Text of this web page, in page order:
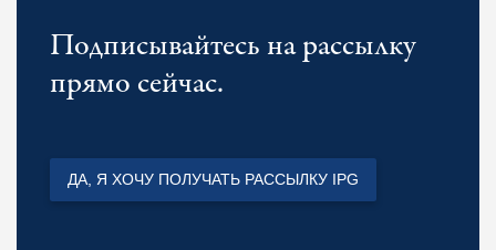
Подписывайтесь на рассылку
прямо сейчас.
ДА, Я ХОЧУ ПОЛУЧАТЬ РАССЫЛКУ IPG